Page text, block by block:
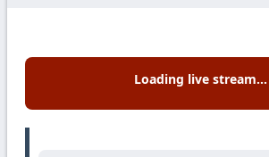
Loading live stream...